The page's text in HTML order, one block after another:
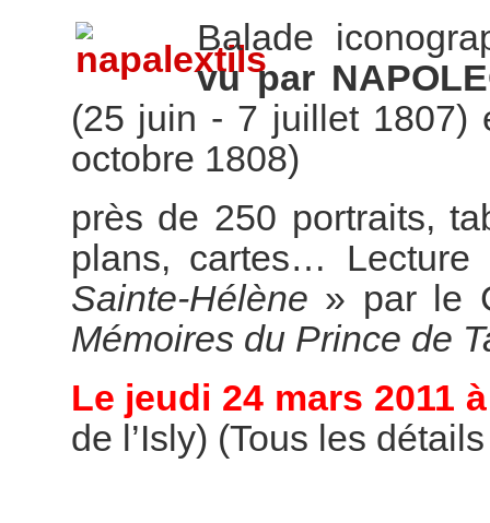
Balade
vu par
(25 juin - 7 juillet
octobre 1808)
près de 250 portraits,
plans, cartes…
Sainte-Hélène » par le
Mémoires du Prince de
Le jeudi 24 mars 2011
de l’Isly) (Tous les